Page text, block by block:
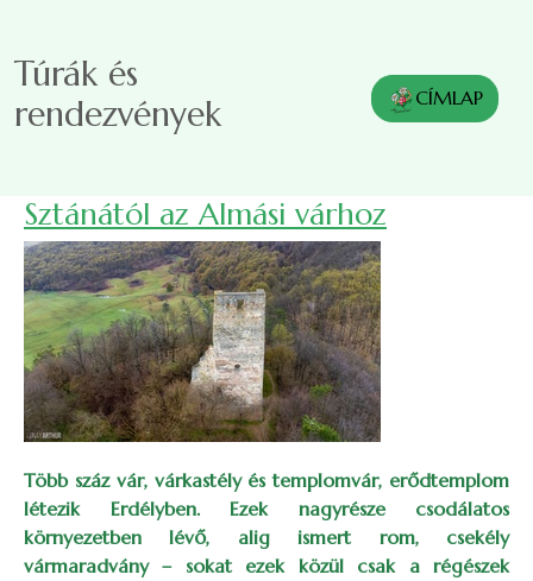
Túrák és
rendezvények
CÍMLAP
Sztánától az Almási várhoz
Több száz vár, várkastély és templomvár, erődtemplom
létezik Erdélyben. Ezek nagyrésze csodálatos
környezetben lévő, alig ismert rom, csekély
vármaradvány – sokat ezek közül csak a régészek